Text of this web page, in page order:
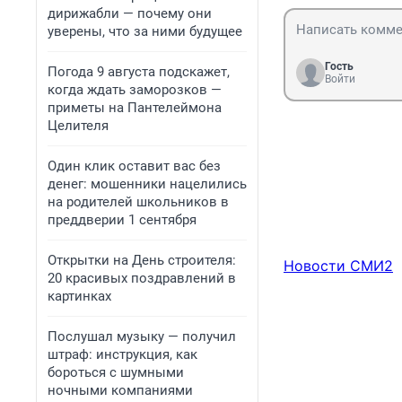
дирижабли — почему они
уверены, что за ними будущее
Погода 9 августа подскажет,
когда ждать заморозков —
приметы на Пантелеймона
Целителя
Один клик оставит вас без
денег: мошенники нацелились
на родителей школьников в
преддверии 1 сентября
Открытки на День строителя:
20 красивых поздравлений в
картинках
Послушал музыку — получил
штраф: инструкция, как
бороться с шумными
ночными компаниями
Гость
Войти
Новости СМИ2